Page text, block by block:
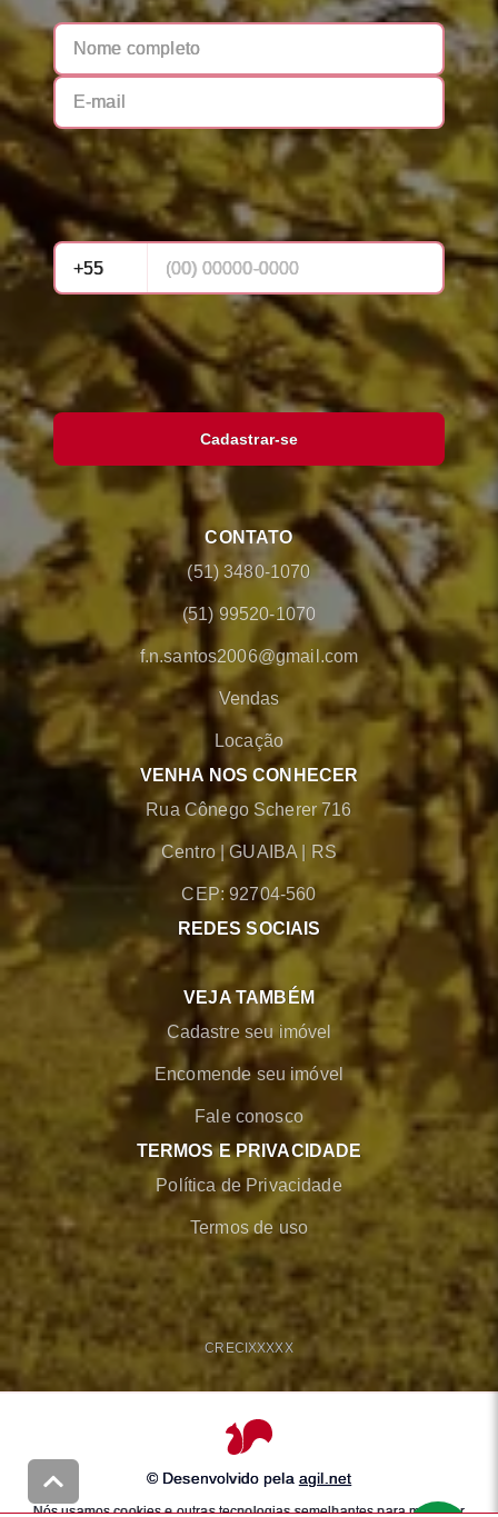
Cadastrar-se
CONTATO
(51) 3480-1070
(51) 99520-1070
f.n.santos2006@gmail.com
Vendas
Locação
VENHA NOS CONHECER
Rua Cônego Scherer 716
Centro |GUAIBA RS
CEP: 92704-560
REDES SOCIAIS
VEJA TAMBÉM
Cadastre seu imóvel
Encomende seu imóvel
Fale conosco
TERMOS E PRIVACIDADE
Política de Privacidade
Termos de uso
CRECIXXXXX
© Desenvolvido pela agil.net
Nós usamos cookies e outras tecnologias semelhantes para melhorar